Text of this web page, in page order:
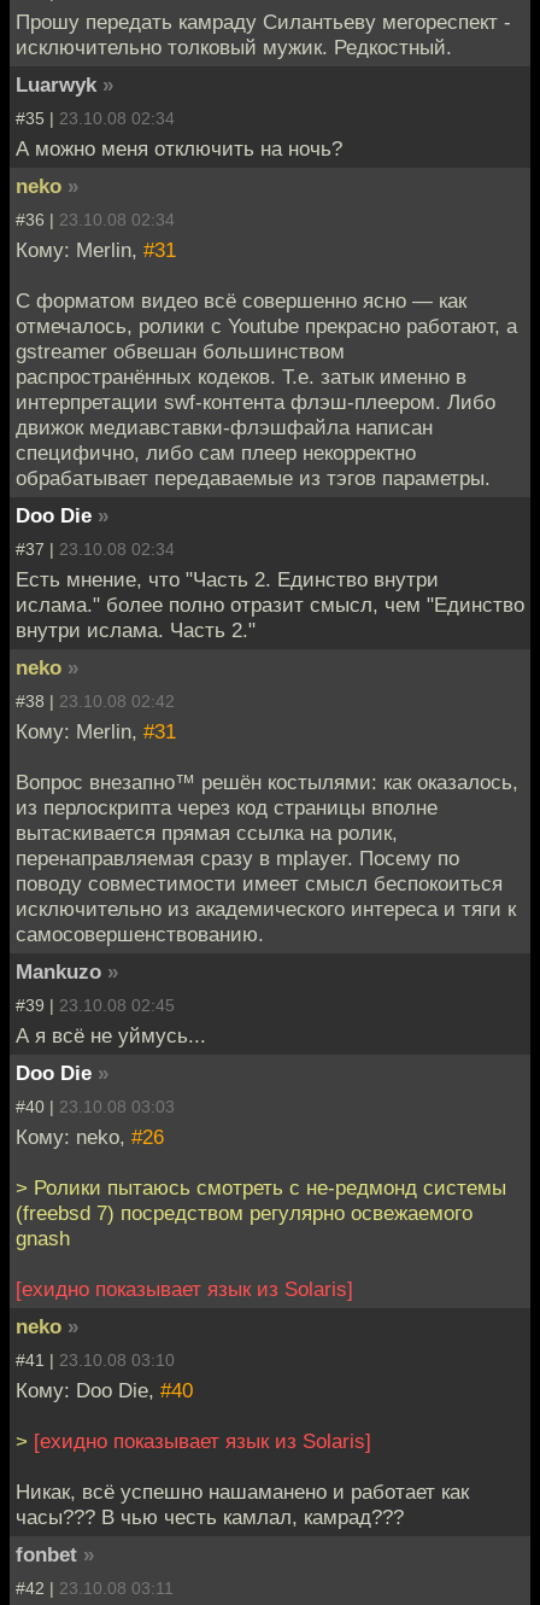
Прошу передать камраду Силантьеву мегореспект -
исключительно толковый мужик. Редкостный.
Luarwyk »
#35 | 23.10.08 02:34
А можно меня отключить на ночь?
neko »
#36 | 23.10.08 02:34
Кому: Merlin, #31
С форматом видео всё совершенно ясно — как
отмечалось, ролики с Youtube прекрасно работают, а
gstreamer обвешан большинством
распространённых кодеков. Т.е. затык именно в
интерпретации swf-контента флэш-плеером. Либо
движок медиавставки-флэшфайла написан
специфично, либо сам плеер некорректно
обрабатывает передаваемые из тэгов параметры.
Doo Die »
#37 | 23.10.08 02:34
Есть мнение, что "Часть 2. Единство внутри
ислама." более полно отразит смысл, чем "Единство
внутри ислама. Часть 2."
neko »
#38 | 23.10.08 02:42
Кому: Merlin, #31
Вопрос внезапно™ решён костылями: как оказалось,
из перлоскрипта через код страницы вполне
вытаскивается прямая ссылка на ролик,
перенаправляемая сразу в mplayer. Посему по
поводу совместимости имеет смысл беспокоиться
исключительно из академического интереса и тяги к
самосовершенствованию.
Mankuzo »
#39 | 23.10.08 02:45
А я всё не уймусь...
Doo Die »
#40 | 23.10.08 03:03
Кому: neko, #26
> Ролики пытаюсь смотреть с не-редмонд системы
(freebsd 7) посредством регулярно освежаемого
gnash
[ехидно показывает язык из Solaris]
neko »
#41 | 23.10.08 03:10
Кому: Doo Die, #40
> [ехидно показывает язык из Solaris]
Никак, всё успешно нашаманено и работает как
часы??? В чью честь камлал, камрад???
fonbet »
#42 | 23.10.08 03:11